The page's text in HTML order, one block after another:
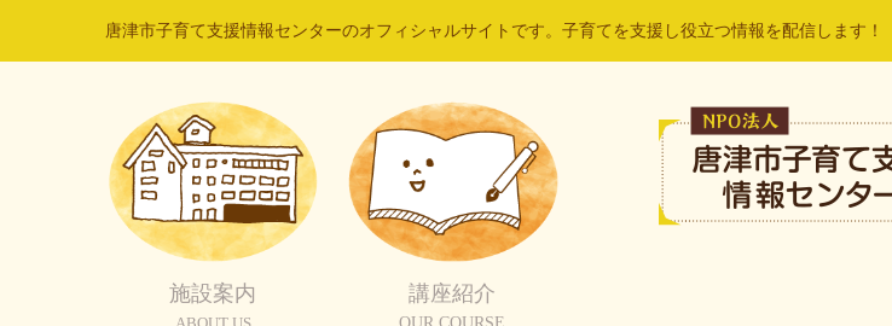
唐津市子育て支援情報センターのオフィシャルサイトです。子育てを支援し役立つ情報を配信します！
施設案内 講座紹介